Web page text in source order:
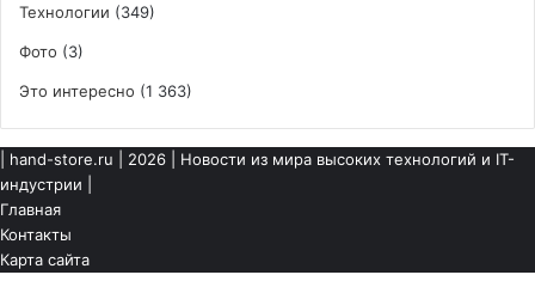
Технологии (349)
Фото (3)
Это интересно (1 363)
hand-store.ru | 2026 | Новости из мира высоких технологий и IT-
индустрии |
Главная
Контакты
Карта сайта